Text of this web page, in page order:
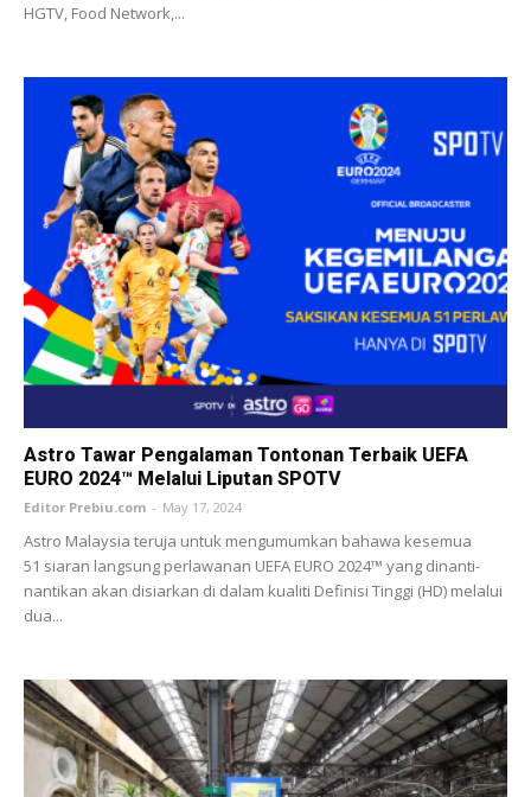
HGTV, Food Network,...
Astro Tawar Pengalaman Tontonan Terbaik UEFA
EURO 2024™ Melalui Liputan SPOTV
Editor Prebiu.com - May 17, 2024
Astro Malaysia teruja untuk mengumumkan bahawa kesemua
51 siaran langsung perlawanan UEFA EURO 2024™ yang dinanti-
nantikan akan disiarkan di dalam kualiti Definisi Tinggi (HD) melalui
dua...